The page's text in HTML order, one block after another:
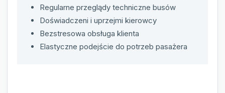
Regularne przeglądy techniczne busów
Doświadczeni i uprzejmi kierowcy
Bezstresowa obsługa klienta
Elastyczne podejście do potrzeb pasażera